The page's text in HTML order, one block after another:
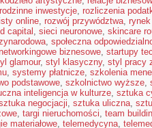
rodzinne inwestycje, rozliczenia
online, rozwój przywództwa,
capital , sieci neuronowe, skincare
, społeczna
biznesowe, startupy
glamour, styl klasyczny, styl pracy
, systemy płatnicze, szkolenia
podstawowe, szkolnictwo wyższe,
inteligencja w kulturze, sztuka
negocjacji, sztuka uliczna,
, targi nieruchomości, team
materiałowe, telemedycyna,